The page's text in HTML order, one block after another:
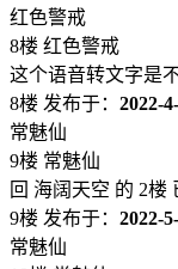
红色警戒
8楼 红色警戒
这个语音转文字是
8楼 发布于： 2022-
常魅仙
9楼 常魅仙
回 海阔天空 的 2楼
9楼 发布于： 2022-
常魅仙